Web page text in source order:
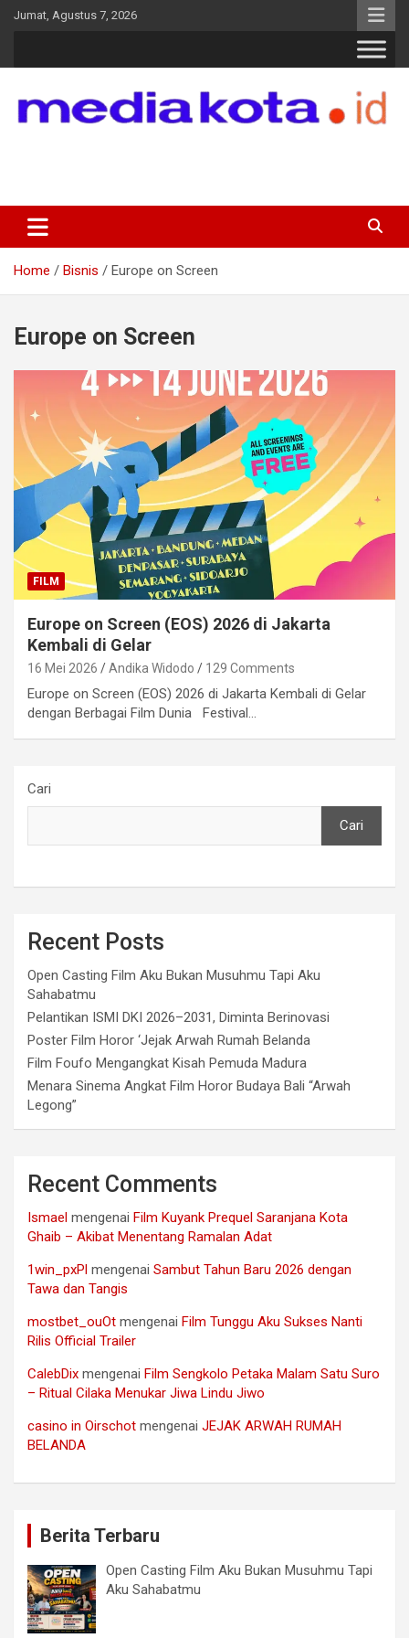
SkipJumat, Agustus 7, 2026
Home Bisnis Europe on Screen
Europe on Screen
FILM
Europe on Screen (EOS) 2026 di Jakarta
Kembali di Gelar
16 Mei 2026 Andika Widodo 129 Comments
Europe on Screen (EOS) 2026 di Jakarta Kembali di Gelar
dengan Berbagai Film Dunia Festival…
Cari
Cari
Recent Posts
Open Casting Film Aku Bukan Musuhmu Tapi Aku
Sahabatmu
Pelantikan ISMI DKI 2026–2031, Diminta Berinovasi
Poster Film Horor ‘Jejak Arwah Rumah Belanda
Film Foufo Mengangkat Kisah Pemuda Madura
Menara Sinema Angkat Film Horor Budaya Bali “Arwah
Legong”
Recent Comments
Ismael mengenai Film Kuyank Prequel Saranjana Kota
Ghaib – Akibat Menentang Ramalan Adat
1win_pxPl mengenai Sambut Tahun Baru 2026 dengan
Tawa dan Tangis
mostbet_ouOt mengenai Film Tunggu Aku Sukses Nanti
Rilis Official Trailer
CalebDix mengenai Film Sengkolo Petaka Malam Satu Suro
– Ritual Cilaka Menukar Jiwa Lindu Jiwo
casino in Oirschot mengenai JEJAK ARWAH RUMAH
BELANDA
Berita Terbaru
Open Casting Film Aku Bukan Musuhmu Tapi
Aku Sahabatmu